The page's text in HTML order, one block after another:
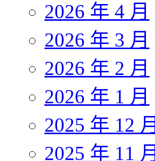
2026 年 4 月
2026 年 3 月
2026 年 2 月
2026 年 1 月
2025 年 12 月
2025 年 11 月